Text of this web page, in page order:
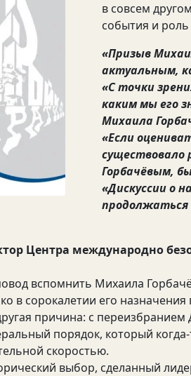
в совсем
события и
«Призыв
актуальным,
«С точки
каким мы его
Михаила
«Если
существовало
Горбачёвым,
«Дискуссии о
продолжаться
Центра международно
вспомнить Михаила
в сорокалетии его
причина: с
порядок, который когда-
скоростью.
выбор, сделанный